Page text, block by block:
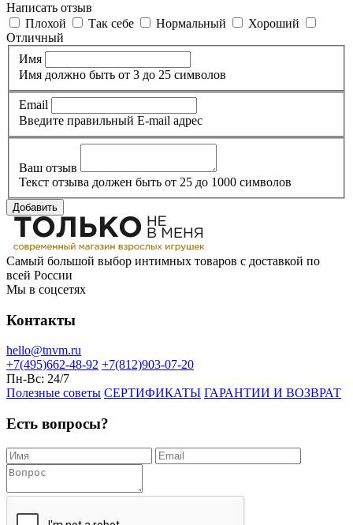
Написать отзыв
Плохой
Так себе Нормальный
Хороший
Отличный
Имя
Имя должно быть от 3 до 25 символов
Email
Введите правильный E-mail адрес
Ваш отзыв
Текст отзыва должен быть от 25 до 1000 символов
Добавить
Самый большой выбор интимных товаров с доставкой по
всей России
Мы в соцсетях
Контакты
hello@tnvm.ru
+7(495)662-48-92 +7(812)903-07-20
Пн-Вс: 24/7
Полезные советы СЕРТИФИКАТЫ ГАРАНТИИ И ВОЗВРАТ
Есть вопросы?